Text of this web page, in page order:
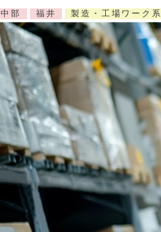
中部 福井 製造・工場ワーク系